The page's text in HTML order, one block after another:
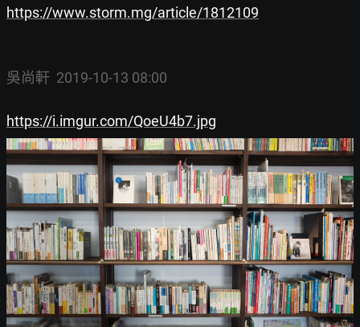
https://www.storm.mg/article/1812109
吳尚軒  2019-10-13 08:00
https://i.imgur.com/QoeU4b7.jpg